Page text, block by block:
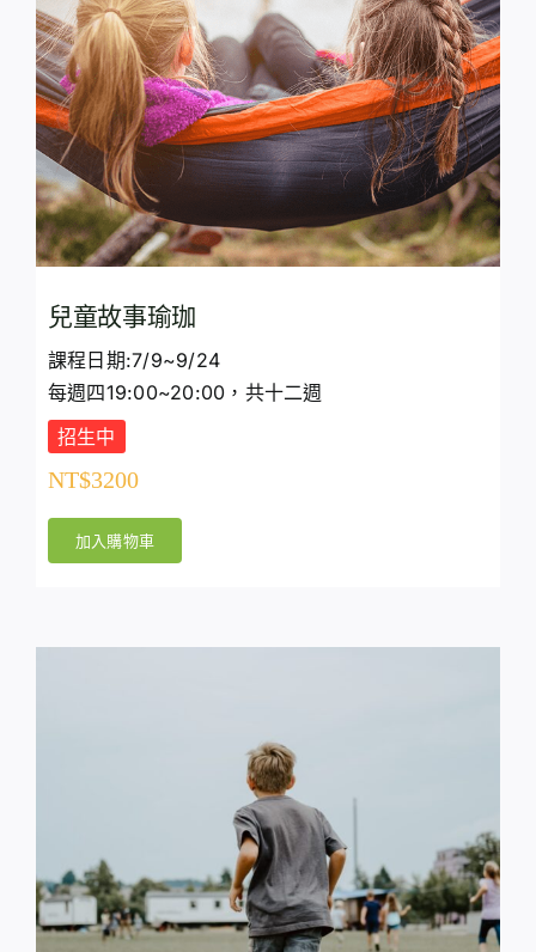
兒童故事瑜珈
課程日期:7/9~9/24
每週四19:00~20:00，共十二週
招生中
NT$3200
加入購物車